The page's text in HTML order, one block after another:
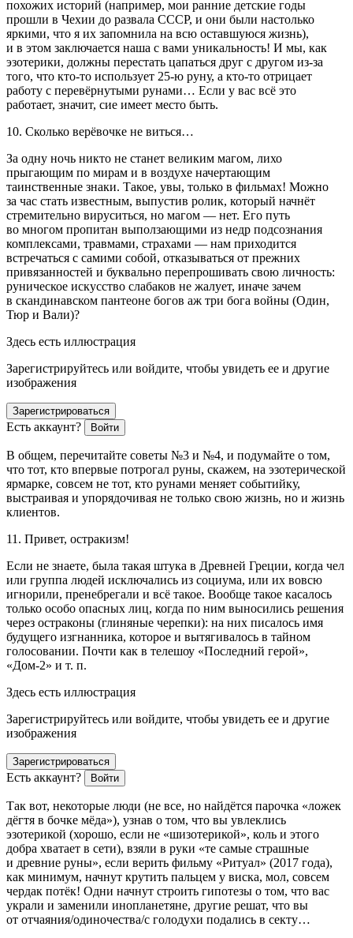
похожих историй (например, мои ранние детские годы
прошли в Чехии до развала СССР, и они были настолько
яркими, что я их запомнила на всю оставшуюся жизнь),
и в этом заключается наша с вами уникальность! И мы, как
эзотерики, должны перестать цапаться друг с другом из-за
того, что кто-то использует 25-ю руну, а кто-то отрицает
работу с перевёрнутыми рунами… Если у вас всё это
работает, значит, сие имеет место быть.
10. Сколько верёвочке не виться…
За одну ночь никто не станет великим магом, лихо
прыгающим по мирам и в воздухе начертающим
таинственные знаки. Такое, увы, только в фильмах! Можно
за час стать известным, выпустив ролик, который начнёт
стремительно вируситься, но магом — нет. Его путь
во многом пропитан выползающими из недр подсознания
комплексами, травмами, страхами — нам приходится
встречаться с самими собой, отказываться от прежних
привязанностей и буквально перепрошивать свою личность:
руническое искусство слабаков не жалует, иначе зачем
в скандинавском пантеоне богов аж три бога войны (Один,
Тюр и Вали)?
Здесь есть иллюстрация
Зарегистрируйтесь или войдите, чтобы увидеть ее и другие
изображения
Зарегистрироваться
Есть аккаунт? Войти
В общем, перечитайте советы №3 и №4, и подумайте о том,
что тот, кто впервые потрогал руны, скажем, на эзотерической
ярмарке, совсем не тот, кто рунами меняет событийку,
выстраивая и упорядочивая не только свою жизнь, но и жизнь
клиентов.
11. Привет, остракизм!
Если не знаете, была такая штука в Древней Греции, когда чел
или группа людей исключались из социума, или их вовсю
игнорили, пренебрегали и всё такое. Вообще такое касалось
только особо опасных лиц, когда по ним выносились решения
через остраконы (глиняные черепки): на них писалось имя
будущего изгнанника, которое и вытягивалось в тайном
голосовании. Почти как в телешоу «Последний герой»,
«Дом-2» и т. п.
Здесь есть иллюстрация
Зарегистрируйтесь или войдите, чтобы увидеть ее и другие
изображения
Зарегистрироваться
Есть аккаунт? Войти
Так вот, некоторые люди (не все, но найдётся парочка «ложек
дёгтя в бочке мёда»), узнав о том, что вы увлеклись
эзотерикой (хорошо, если не «шизотерикой», коль и этого
добра хватает в сети), взяли в руки «те самые страшные
и древние руны», если верить фильму «Ритуал» (2017 года),
как минимум, начнут крутить пальцем у виска, мол, совсем
чердак потёк! Одни начнут строить гипотезы о том, что вас
украли и заменили инопланетяне, другие решат, что вы
от отчаяния/одиночества/с голодухи подались в секту…